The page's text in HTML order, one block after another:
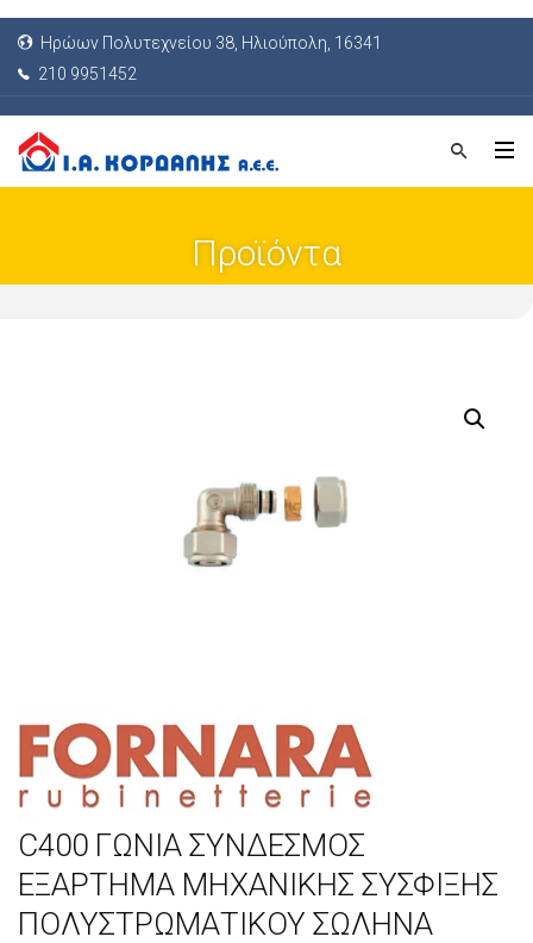
Ηρώων Πολυτεχνείου 38, Ηλιούπολη, 16341
210 9951452
Προϊόντα
C400 ΓΩΝΙΑ ΣΥΝΔΕΣΜΟΣ
ΕΞΑΡΤΗΜΑ ΜΗΧΑΝΙΚΗΣ ΣΥΣΦΙΞΗΣ
ΠΟΛΥΣΤΡΩΜΑΤΙΚΟΥ ΣΩΛΗΝΑ